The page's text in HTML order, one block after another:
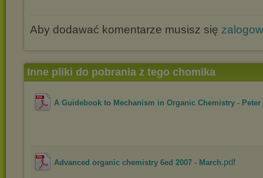
Aby dodawać komentarze musisz się
Inne pliki do pobrania z tego chomika
A Guidebook to Mechanism in Organic Chemistry - Peter
Advanced organic chemistry 6ed 2007 - March.pdf